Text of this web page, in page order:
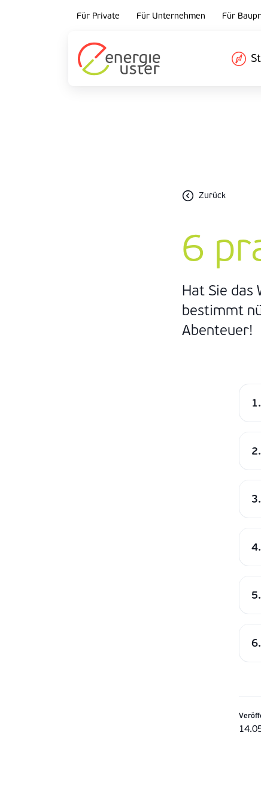
Für Private Für Unternehmen Für
Zurück
6
Hat Sie das
bestimmt
Abenteuer!